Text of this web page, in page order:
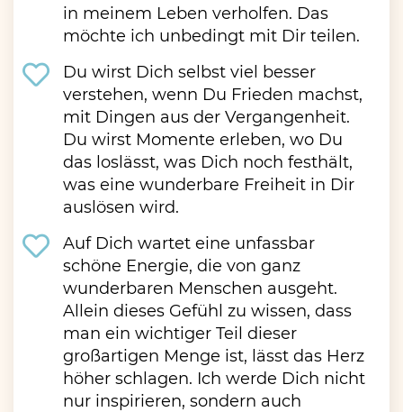
in meinem Leben verholfen. Das
möchte ich unbedingt mit Dir teilen.
Du wirst Dich selbst viel besser
verstehen, wenn Du Frieden machst,
mit Dingen aus der Vergangenheit.
Du wirst Momente erleben, wo Du
das loslässt, was Dich noch festhält,
was eine wunderbare Freiheit in Dir
auslösen wird.
Auf Dich wartet eine unfassbar
schöne Energie, die von ganz
wunderbaren Menschen ausgeht.
Allein dieses Gefühl zu wissen, dass
man ein wichtiger Teil dieser
großartigen Menge ist, lässt das Herz
höher schlagen. Ich werde Dich nicht
nur inspirieren, sondern auch